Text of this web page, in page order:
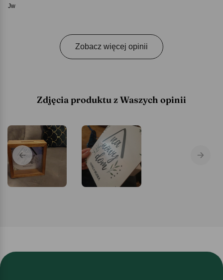
Jw
Zobacz więcej opinii
Zdjęcia produktu z Waszych opinii